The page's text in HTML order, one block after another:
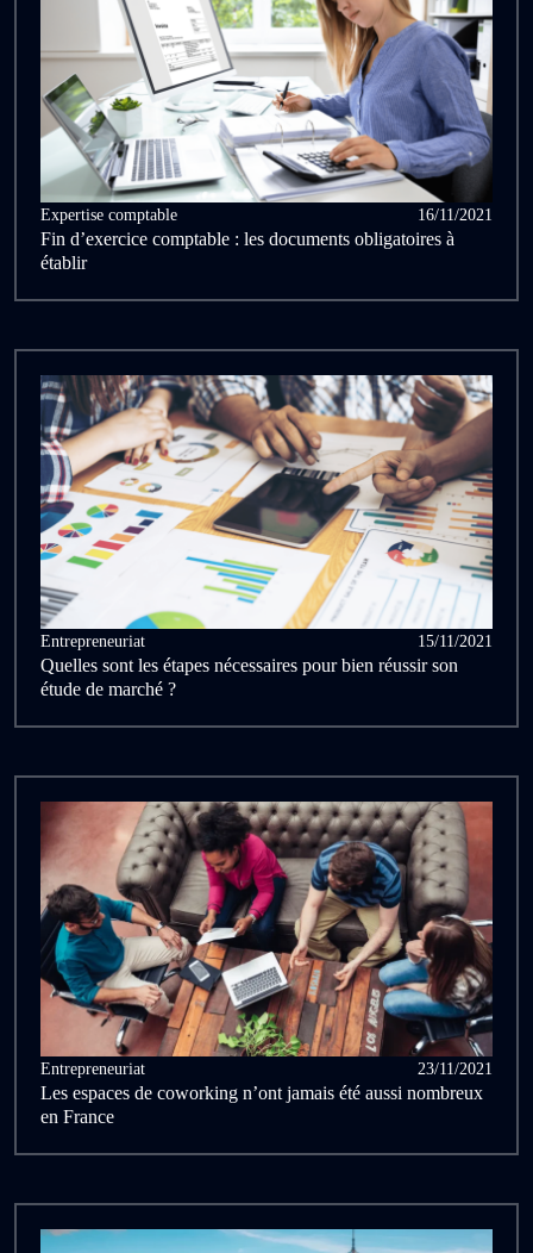
Expertise comptable 16/11/2021
Fin d’exercice comptable : les documents obligatoires à
établir
Entrepreneuriat 15/11/2021
Quelles sont les étapes nécessaires pour bien réussir son
étude de marché ?
Entrepreneuriat 23/11/2021
Les espaces de coworking n’ont jamais été aussi nombreux
en France